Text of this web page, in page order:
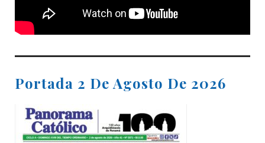
Portada 2 De Agosto De 2026